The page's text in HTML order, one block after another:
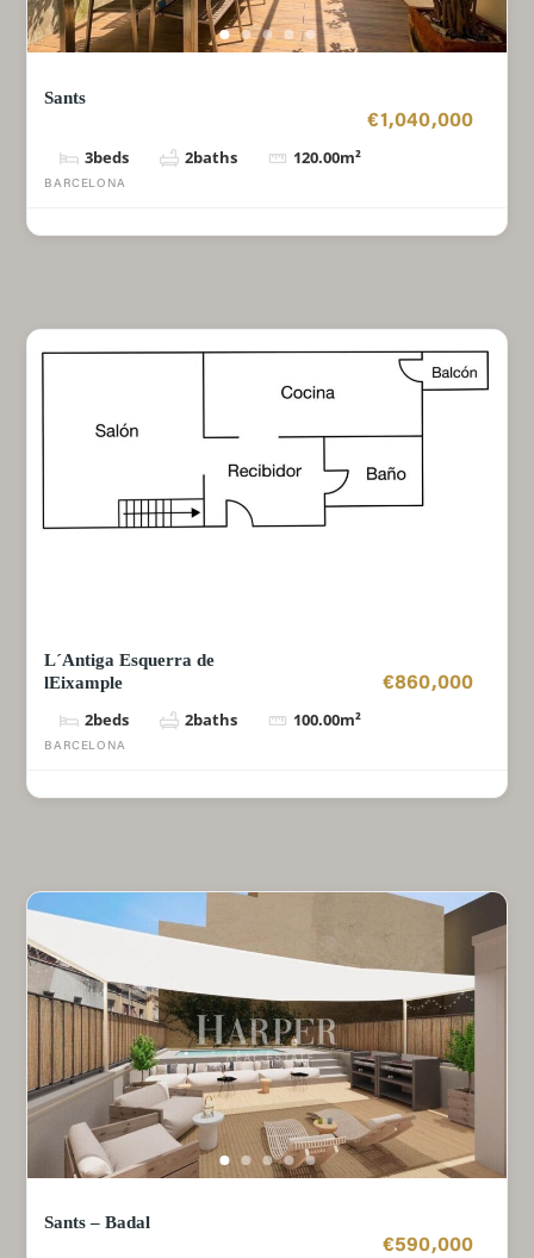
Sants
€1,040,000
3beds 2baths 120.00m²
BARCELONA
L´Antiga Esquerra de
lEixample
€860,000
2beds 2baths 100.00m²
BARCELONA
Sants – Badal
€590,000